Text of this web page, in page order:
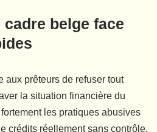
belge face
aux prêteurs de refuser tout
la situation financière du
les pratiques abusives
crédits réellement sans contrôle.